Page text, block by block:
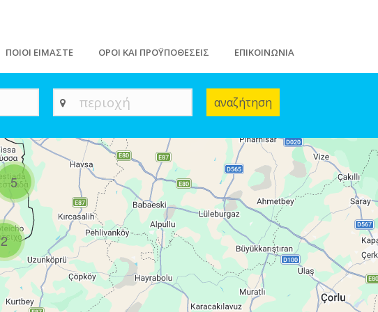
ΠΟΙΟΙ ΕΙΜΑΣΤΕ ΟΡΟΙ ΚΑΙ ΠΡΟΫΠΟΘΕΣΕΙΣ ΕΠΙΚΟΙΝΩΝΙΑ
περιοχή αναζήτηση
2
5